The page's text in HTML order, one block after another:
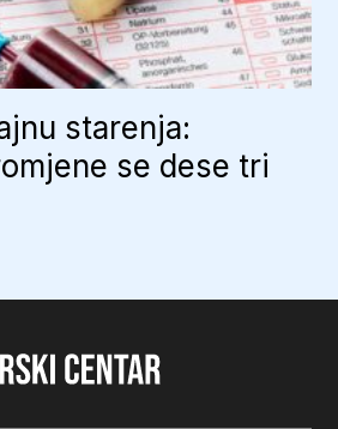
starenja:
se dese tri